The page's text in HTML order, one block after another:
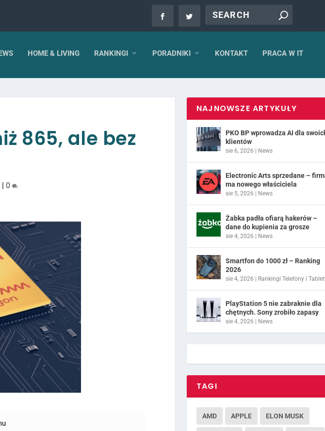
HOME & LIVING RANKINGI PORADNIKI KONTAKT PRACA W IT
865, ale bez
| 0
NAJNOWSZE ARTYKUŁY
PKO BP wprowadza AI dla
klientów
sie 6, 2026 | News
Electronic Arts sprzedane –
ma nowego właściciela
sie 5, 2026 | News
Żabka padła ofiarą hakerów –
dane do kupienia za grosze
sie 4, 2026 | News
Smartfon do 1000 zł – Ranking
2026
sie 4, 2026 | Rankingi Telefony i
PlayStation 5 nie zabraknie dla
chętnych. Sony zrobiło zapasy
sie 4, 2026 | News
TAGI
AMD APPLE ELON MUSK